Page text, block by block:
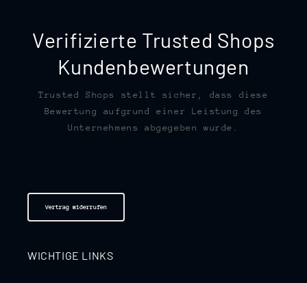
Verifizierte Trusted Shops
Kundenbewertungen
Trusted Shops stellt sicher, dass diese
Bewertung aufgrund einer Leistung des
Unternehmens abgegeben wurde.
Vertrag widerrufen
WICHTIGE LINKS